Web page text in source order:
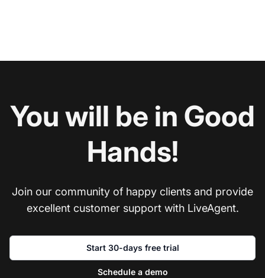
You will be in Good
Hands!
Join our community of happy clients and provide
excellent customer support with LiveAgent.
Start 30-days free trial
Schedule a demo